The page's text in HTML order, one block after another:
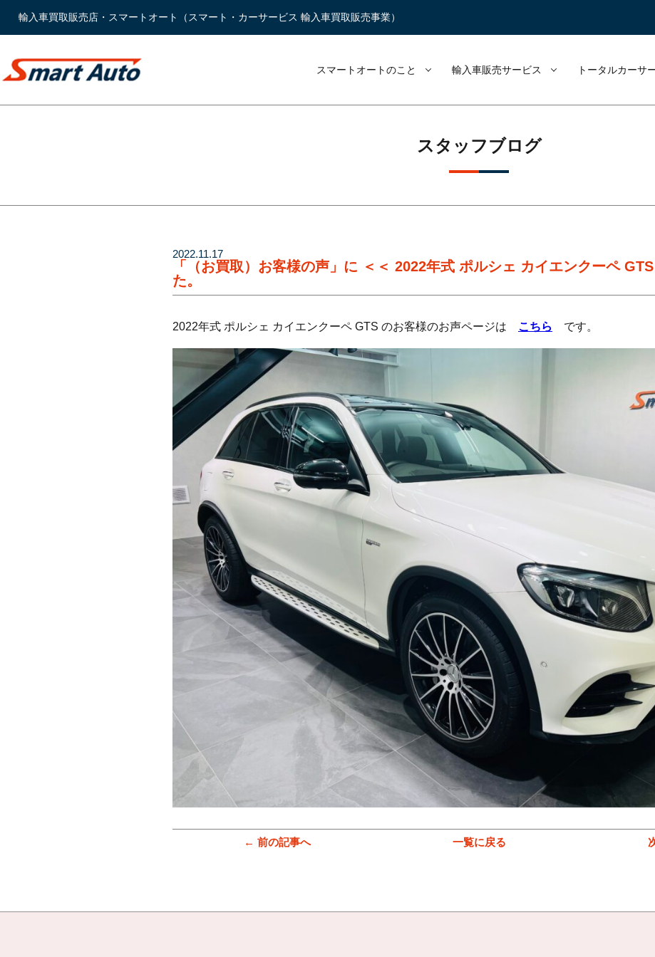
輸入車買取販売店・スマートオート（スマート・カーサービス 輸入車買取販売事業）
スマートオートのこと 輸入車販売サービス トータルカーサ
スタッフブログ
2022.11.17
「（お買取）お客様の声」に ＜＜ 2022年式 ポルシェ カイエンクーペ
た。
2022年式 ポルシェ カイエンクーペ GTS のお客様のお声ページは こちら です。
← 前の記事へ 一覧に戻る